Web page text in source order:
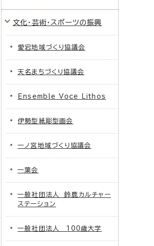
文化・芸術・スポーツの振興
愛宕地域づくり協議会
天名まちづくり協議会
Ensemble Voce Lithos
伊勢型紙彫型画会
一ノ宮地域づくり協議会
一葉会
一般社団法人 鈴鹿カルチャー
ステーション
一般社団法人 100歳大学